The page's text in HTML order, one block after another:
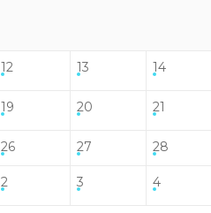
12 13 14
19 20 21
26 27 28
2 3 4